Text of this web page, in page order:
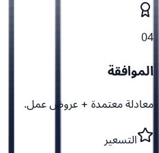
04
الموافقة
معادلة معتمدة + عروض عمل.
التسعير